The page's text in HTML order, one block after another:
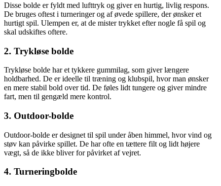
Disse bolde er fyldt med lufttryk og giver en hurtig, livlig respons.
De bruges oftest i turneringer og af øvede spillere, der ønsker et
hurtigt spil. Ulempen er, at de mister trykket efter nogle få spil og
skal udskiftes oftere.
2. Trykløse bolde
Trykløse bolde har et tykkere gummilag, som giver længere
holdbarhed. De er ideelle til træning og klubspil, hvor man ønsker
en mere stabil bold over tid. De føles lidt tungere og giver mindre
fart, men til gengæld mere kontrol.
3. Outdoor-bolde
Outdoor-bolde er designet til spil under åben himmel, hvor vind og
støv kan påvirke spillet. De har ofte en tættere filt og lidt højere
vægt, så de ikke bliver for påvirket af vejret.
4. Turneringbolde